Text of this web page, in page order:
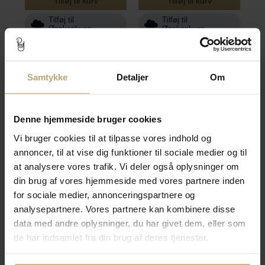
Samtykke Detaljer Om
Denne hjemmeside bruger cookies
Vi bruger cookies til at tilpasse vores indhold og
annoncer, til at vise dig funktioner til sociale medier og til
at analysere vores trafik. Vi deler også oplysninger om
din brug af vores hjemmeside med vores partnere inden
for sociale medier, annonceringspartnere og
analysepartnere. Vores partnere kan kombinere disse
data med andre oplysninger, du har givet dem, eller som
de har indsamlet fra din brug af deres tjenester.
Tilføj til
Ønskeskyen
Tilføj til
Ønskeskyen
By Birdie Urban Harlem
Buds Perle ring sort
rhodineret sølv m.14 kt
guldpynt og
ferskvandsperle + 0,05
ct. diamant (str. 60)
Fjernlager (3-10